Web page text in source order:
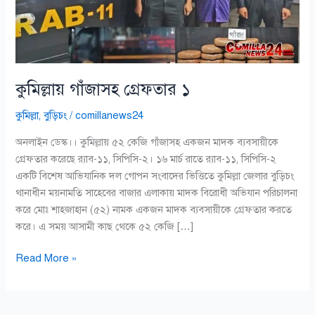
কুমিল্লায় গাঁজাসহ গ্রেফতার ১
কুমিল্লা,বুড়িচং /comillanews24
অনলাইন ডেস্ক।। কুমিল্লায় ৫২ কেজি গাঁজাসহ একজন মাদক ব্যবসায়ীকে
গ্রেফতার করেছে র‌্যাব-১১, সিপিসি-২। ১৬ মার্চ রাতে র‌্যাব-১১, সিপিসি-২
একটি বিশেষ আভিযানিক দল গোপন সংবাদের ভিত্তিতে কুমিল্লা জেলার বুড়িচং
থানাধীন ময়নামতি সাহেবের বাজার এলাকায় মাদক বিরোধী অভিযান পরিচালনা
করে মোঃ শাহজাহান (৫২) নামক একজন মাদক ব্যবসায়ীকে গ্রেফতার করতে
করে। এ সময় আসামী কাছ থেকে ৫২ কেজি […]
Read More »